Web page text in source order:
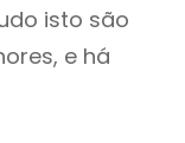
isto são
e há